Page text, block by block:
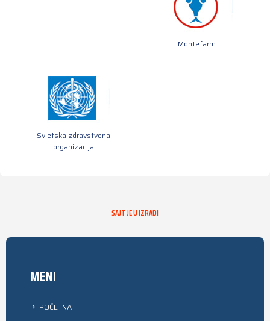
Montefarm
Svjetska zdravstvena
organizacija
SAJT JE U IZRADI
MENI
POČETNA